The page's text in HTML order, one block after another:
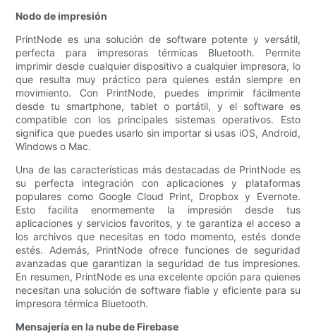
Nodo de impresión
PrintNode es una solución de software potente y versátil,
perfecta para impresoras térmicas Bluetooth. Permite
imprimir desde cualquier dispositivo a cualquier impresora, lo
que resulta muy práctico para quienes están siempre en
movimiento. Con PrintNode, puedes imprimir fácilmente
desde tu smartphone, tablet o portátil, y el software es
compatible con los principales sistemas operativos. Esto
significa que puedes usarlo sin importar si usas iOS, Android,
Windows o Mac.
Una de las características más destacadas de PrintNode es
su perfecta integración con aplicaciones y plataformas
populares como Google Cloud Print, Dropbox y Evernote.
Esto facilita enormemente la impresión desde tus
aplicaciones y servicios favoritos, y te garantiza el acceso a
los archivos que necesitas en todo momento, estés donde
estés. Además, PrintNode ofrece funciones de seguridad
avanzadas que garantizan la seguridad de tus impresiones.
En resumen, PrintNode es una excelente opción para quienes
necesitan una solución de software fiable y eficiente para su
impresora térmica Bluetooth.
Mensajería en la nube de Firebase